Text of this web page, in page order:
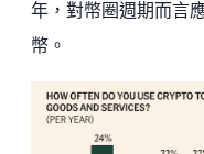
年，對幣圈週期而言
幣。